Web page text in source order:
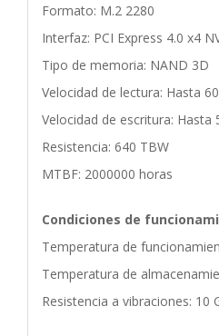
Formato: M.2 2280
Interfaz: PCI Express 4.0 x4
Tipo de memoria: NAND 3D
Velocidad de lectura: Hasta
Velocidad de escritura: Hasta
Resistencia: 640 TBW
MTBF: 2000000 horas
Condiciones de
Temperatura de
Temperatura de
Resistencia a vibraciones: 10